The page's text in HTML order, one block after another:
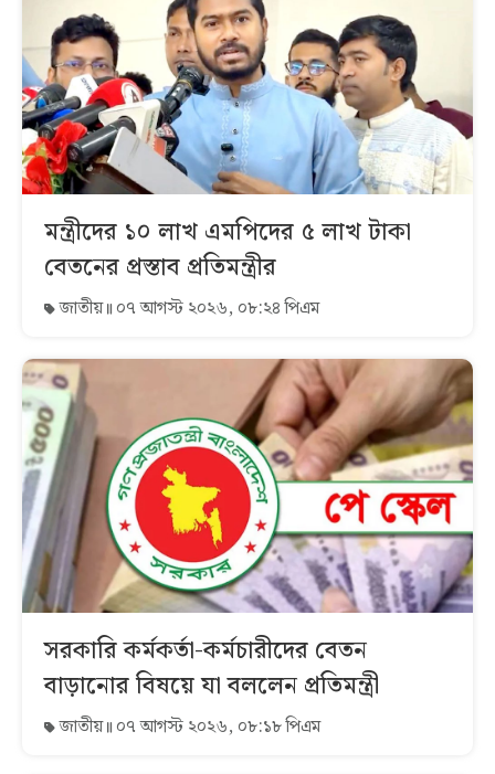
মন্ত্রীদের ১০ লাখ এমপিদের ৫ লাখ টাকা
বেতনের প্রস্তাব প্রতিমন্ত্রীর
জাতীয় ০৭ আগস্ট ২০২৬, ০৮:২৪ পিএম
সরকারি কর্মকর্তা-কর্মচারীদের বেতন
বাড়ানোর বিষয়ে যা বললেন প্রতিমন্ত্রী
জাতীয় ০৭ আগস্ট ২০২৬, ০৮:১৮ পিএম